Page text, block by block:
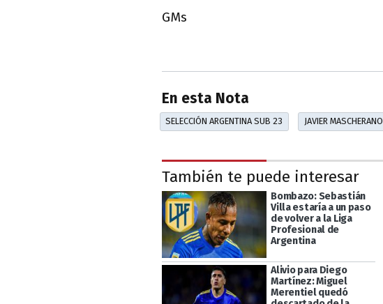
GMs
En esta Nota
SELECCIÓN ARGENTINA SUB 23 JAVIER MASCHERANO
También te puede interesar
Bombazo: Sebastián
Villa estaría a un paso
de volver a la Liga
Profesional de
Argentina
Alivio para Diego
Martínez: Miguel
Merentiel quedó